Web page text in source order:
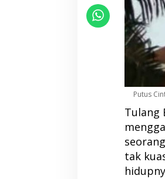
Putus
Tulang
tak